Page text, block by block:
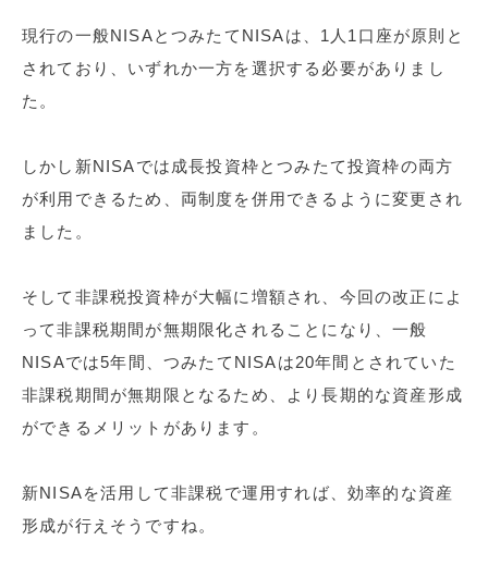
現行の一般NISAとつみたてNISAは、1人1口座が原則と
されており、いずれか一方を選択する必要がありまし
た。
しかし新NISAでは成長投資枠とつみたて投資枠の両方
が利用できるため、両制度を併用できるように変更され
ました。
そして非課税投資枠が大幅に増額され、今回の改正によ
って非課税期間が無期限化されることになり、一般
NISAでは5年間、つみたてNISAは20年間とされていた
非課税期間が無期限となるため、より長期的な資産形成
ができるメリットがあります。
新NISAを活用して非課税で運用すれば、効率的な資産
形成が行えそうですね。